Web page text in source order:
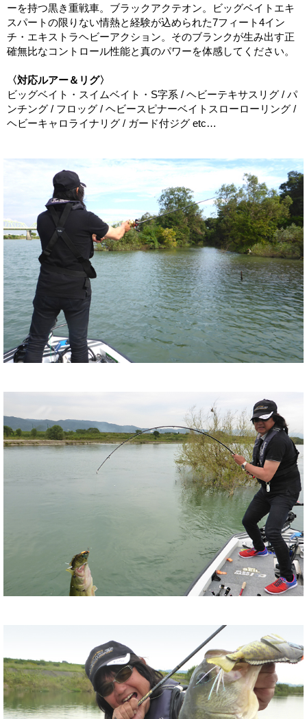
ーを持つ黒き重戦車。ブラックアクテオン。ビッグベイトエキ
スパートの限りない情熱と経験が込められた7フィート4イン
チ・エキストラヘビーアクション。そのブランクが生み出す正
確無比なコントロール性能と真のパワーを体感してください。
〈対応ルアー＆リグ〉
ビッグベイト・スイムベイト・S字系 / ヘビーテキサスリグ / パ
ンチング / フロッグ / ヘビースピナーベイトスローローリング /
ヘビーキャロライナリグ / ガード付ジグ etc…